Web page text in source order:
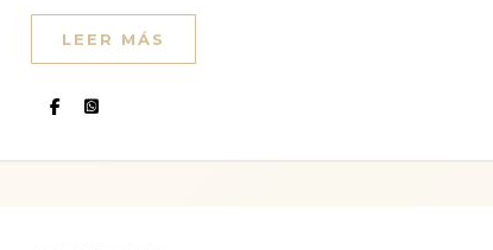
LEER MÁS